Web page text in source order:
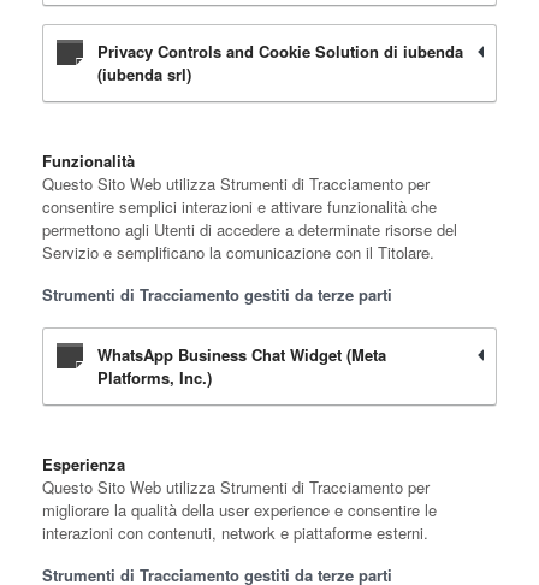
Privacy Controls and Cookie Solution di iubenda
(iubenda srl)
Funzionalità
Questo Sito Web utilizza Strumenti di Tracciamento per
consentire semplici interazioni e attivare funzionalità che
permettono agli Utenti di accedere a determinate risorse del
Servizio e semplificano la comunicazione con il Titolare.
Strumenti di Tracciamento gestiti da terze parti
WhatsApp Business Chat Widget (Meta
Platforms, Inc.)
Esperienza
Questo Sito Web utilizza Strumenti di Tracciamento per
migliorare la qualità della user experience e consentire le
interazioni con contenuti, network e piattaforme esterni.
Strumenti di Tracciamento gestiti da terze parti